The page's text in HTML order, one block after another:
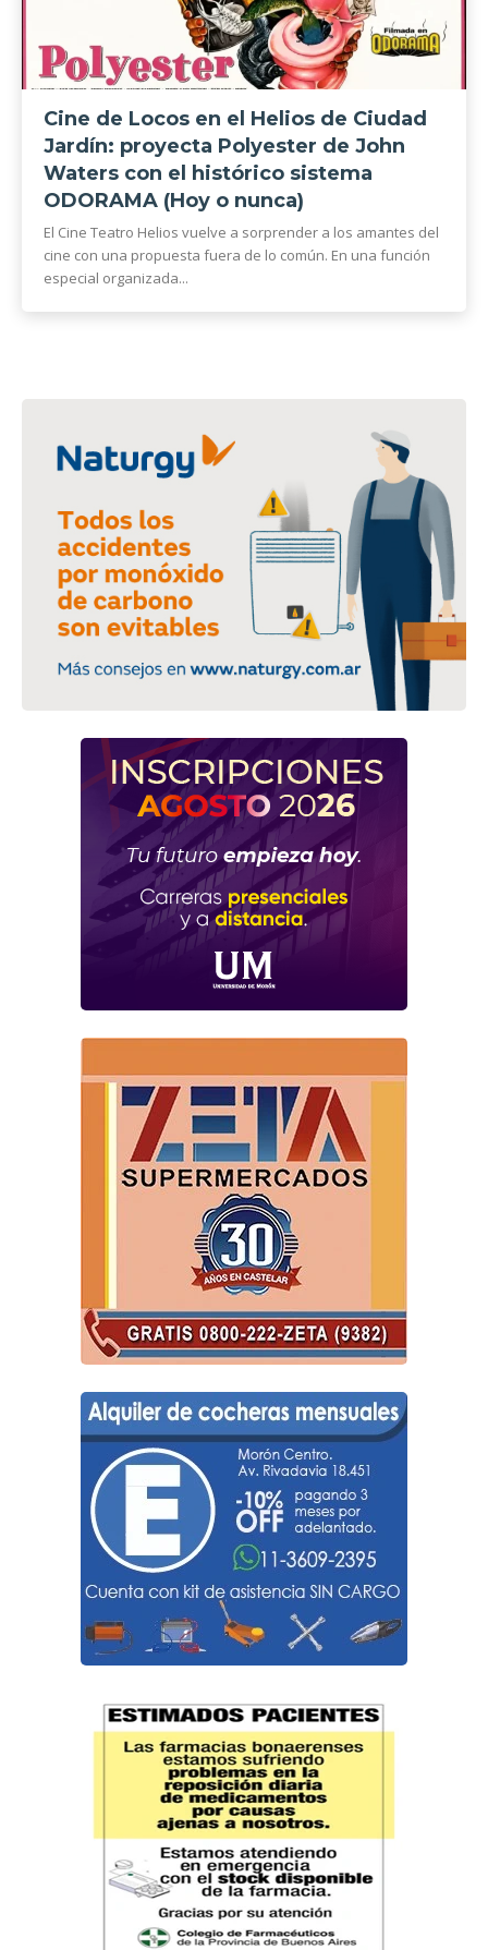
Cine de Locos en el Helios de Ciudad
Jardín: proyecta Polyester de John
Waters con el histórico sistema
ODORAMA (Hoy o nunca)
El Cine Teatro Helios vuelve a sorprender a los amantes del
cine con una propuesta fuera de lo común. En una función
especial organizada...